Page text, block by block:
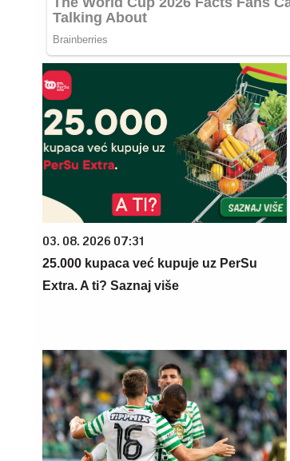
03. 08. 2026 07:31
25.000 kupaca već kupuje uz PerSu
Extra. A ti? Saznaj više